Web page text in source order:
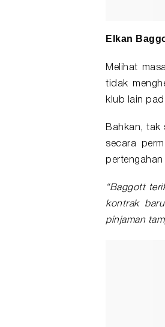
Elkan
Melihat
tidak
klub lain
Bahkan, tak
secara
“Baggott
kontrak
pinjaman